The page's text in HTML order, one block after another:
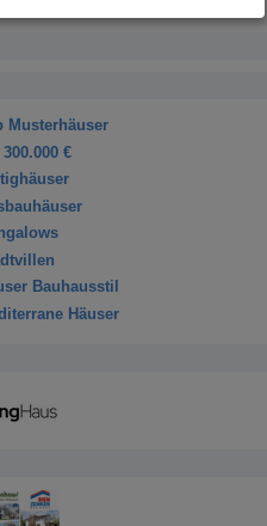
Musterhäuser
€
Bauhausstil
Häuser